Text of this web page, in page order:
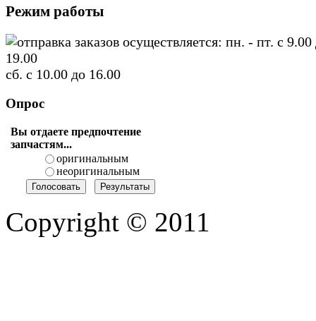
Режим работы
отправка заказов осуществляется: пн. - пт. с 9.00
19.00
сб. с 10.00 до 16.00
Опрос
Вы отдаете предпочтение
запчастям...
оригинальным
неоригинальным
Copyright © 2011